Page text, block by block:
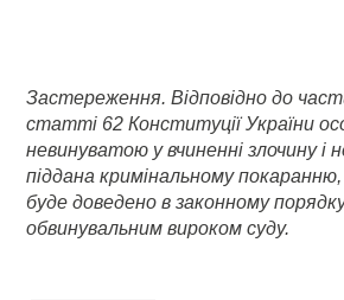
Застереження. Відповідно до
статті 62 Конституції України
невинуватою у вчиненні злочину і
піддана кримінальному покаранню,
буде доведено в законному
обвинувальним вироком суду.